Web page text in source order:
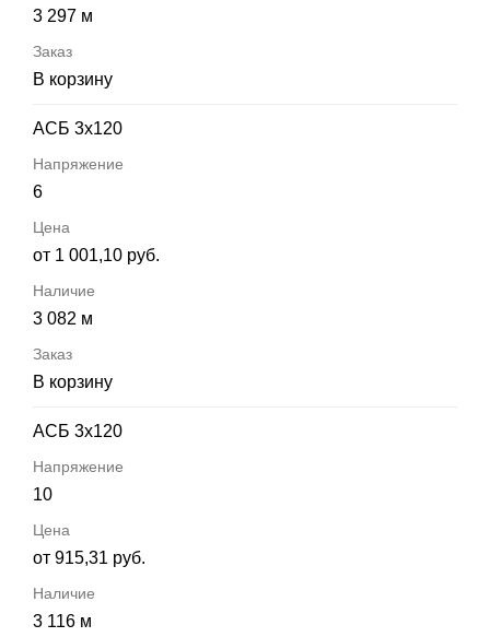
3 297 м
В корзину
АСБ 3х120
6
от 1 001,10 руб.
3 082 м
В корзину
АСБ 3х120
10
от 915,31 руб.
3 116 м